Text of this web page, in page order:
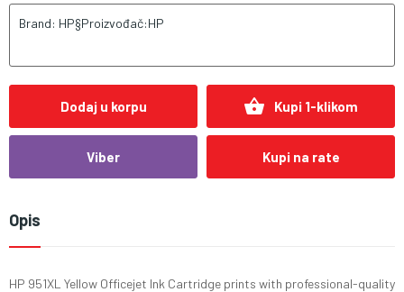
Brand: HP§Proizvođač:HP
Dodaj u korpu shopping_basket Kupi 1-klikom
Viber Kupi na rate
Opis
HP 951XL Yellow Officejet Ink Cartridge prints with professional-quality